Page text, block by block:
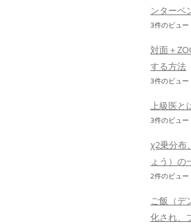
ンターベ
3件のビュー
対面＋
する方法
3件のビュー
上級医と
3件のビュー
χ2乗分布
ょう）の
2件のビュー
ご飯（デ
化され、